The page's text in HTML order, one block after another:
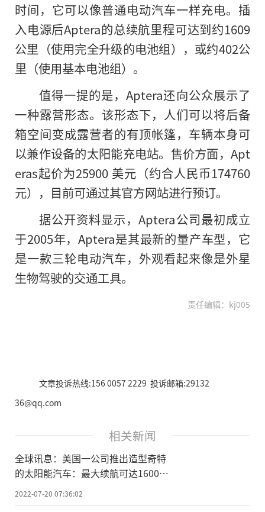
时间，它可以像普通电动汽车一样充电。插
入电源后Aptera的总续航里程可达到约1609
公里（使用完全升级的电池组），或约402公
里（使用基本电池组）。
值得一提的是，Aptera还向公众展示了
一种露营形态。该形态下，人们可以将后备
箱空间变成露营者的有顶帐篷，车辆本身可
以兼作设备的太阳能充电站。售价方面，Apt
eras起价为25900 美元（约合人民币174760
元），目前可通过其官方网站进行预订。
据公开资料显示，Aptera公司最初成立
于2005年，Aptera是其最新的量产车型，它
是一款三轮电动汽车，外观看起来像是外星
生物驾驶的交通工具。
责任编辑：kj005
文章投诉热线:156 0057 2229 投诉邮箱:29132
36@qq.com
相关新闻
全球讯息：美国一公司推出造型奇特
的太阳能汽车：最大续航可达1600公
2022-07-20 07:36:02